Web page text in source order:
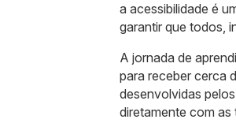
a acessibilidade é
garantir que todos,
A jornada de
para receber cerca
desenvolvidas
diretamente com as